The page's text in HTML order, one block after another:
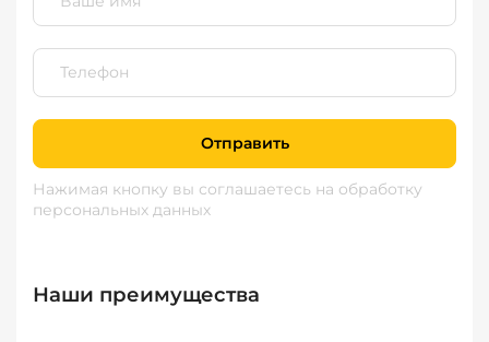
Отправить
Нажимая кнопку вы соглашаетесь на обработку
персональных данных
Наши преимущества